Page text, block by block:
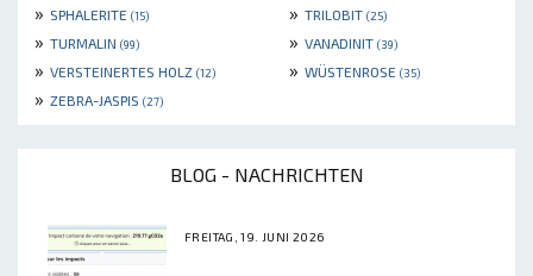
» SPHALERITE (15) » TRILOBIT (25)
» TURMALIN (99) » VANADINIT (39)
» VERSTEINERTES HOLZ (12) » WÜSTENROSE (35)
» ZEBRA-JASPIS (27)
BLOG - NACHRICHTEN
FREITAG, 19. JUNI 2026